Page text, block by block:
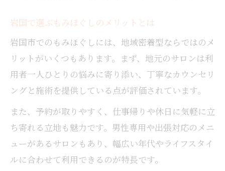
岩国で選ぶもみほぐしのメリットとは
岩国市でのもみほぐしには、地域密着型ならではのメ
リットがいくつもあります。まず、地元のサロンは利
用者一人ひとりの悩みに寄り添い、丁寧なカウンセリ
ングと施術を提供している点が評価されています。
また、予約が取りやすく、仕事帰りや休日に気軽に立
ち寄れる立地も魅力です。男性専用や出張対応のメニ
ューがあるサロンもあり、幅広い年代やライフスタイ
ルに合わせて利用できるのが特長です。